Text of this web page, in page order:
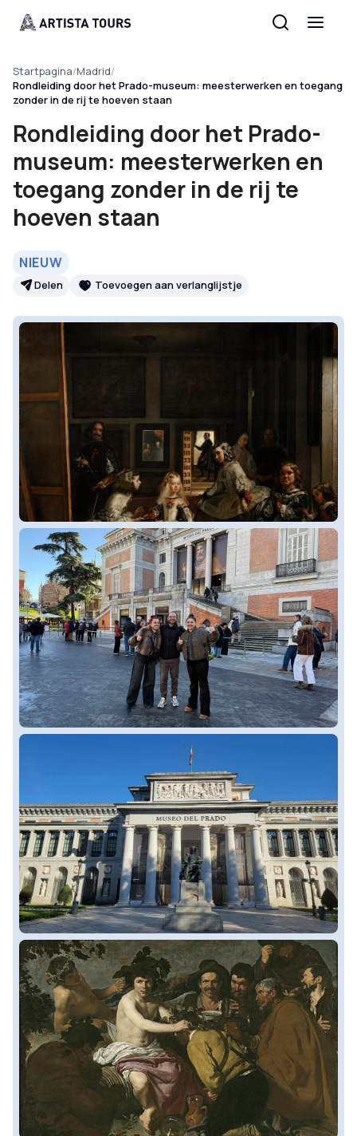
Startpagina/Madrid/
Rondleiding door het Prado-museum: meesterwerken en toegang
zonder in de rij te hoeven staan
Rondleiding door het Prado-
museum: meesterwerken en
toegang zonder in de rij te
hoeven staan
NIEUW
Delen Toevoegen aan verlanglijstje